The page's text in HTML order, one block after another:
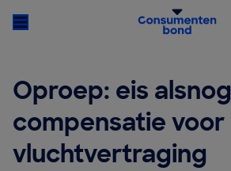
Oproep: eis alsnog
compensatie voor
vluchtvertraging